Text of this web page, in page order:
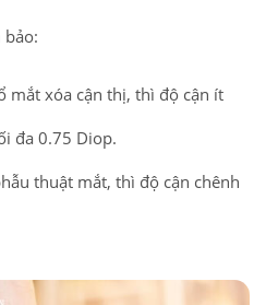
bảo:
mắt xóa cận thị, thì độ cận ít
đa 0.75 Diop.
thuật mắt, thì độ cận chênh